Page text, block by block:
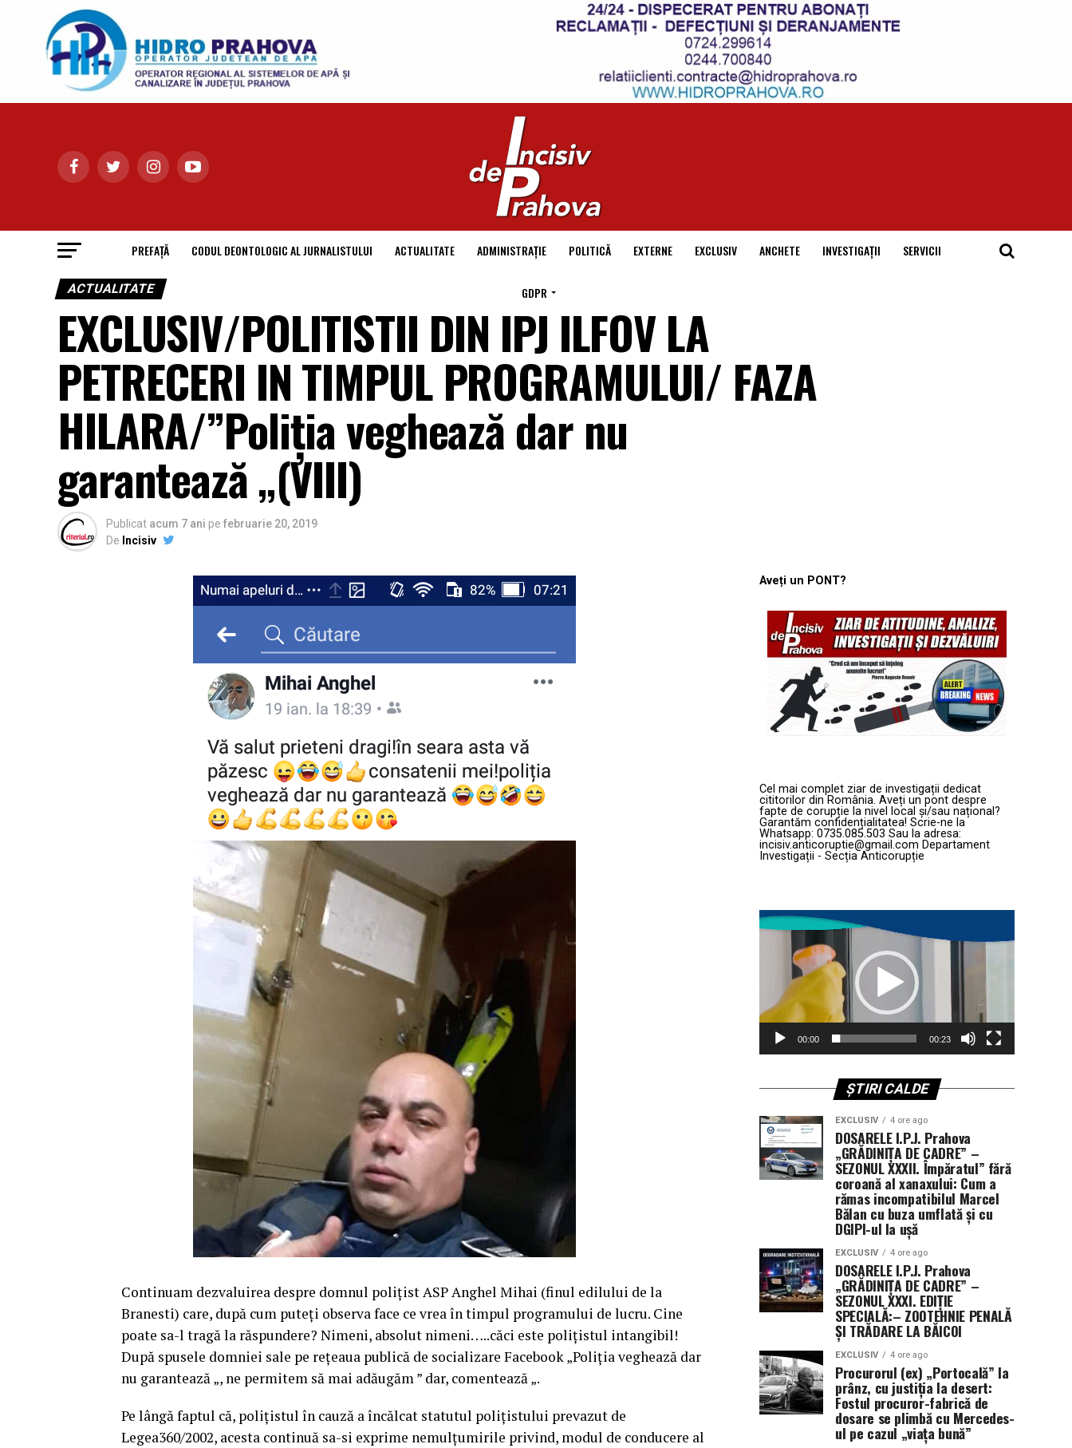
PREFAȚĂ CODUL DEONTOLOGIC AL JURNALISTULUI ACTUALITATE ADMINISTRAȚIE POLITICĂ EXTERNE EXCLUSIV ANCHETE INVESTIGAȚII SERVICII
GDPR
ACTUALITATE
EXCLUSIV/POLITISTII DIN IPJ ILFOV LA
PETRECERI IN TIMPUL PROGRAMULUI/ FAZA
HILARA/”Poliția veghează dar nu
garantează „(VIII)
Publicat acum 7 ani pe februarie 20, 2019
De Incisiv
Continuam dezvaluirea despre domnul polițist ASP Anghel Mihai (finul edilului de la
Branesti) care, după cum puteți observa face ce vrea în timpul programului de lucru. Cine
poate sa-l tragă la răspundere? Nimeni, absolut nimeni…..căci este polițistul intangibil!
După spusele domniei sale pe rețeaua publică de socializare Facebook „Poliția veghează dar
nu garantează „, ne permitem să mai adăugăm ” dar, comentează „.
Pe lângă faptul că, polițistul în cauză a încălcat statutul polițistului prevazut de
Legea360/2002, acesta continuă sa-si exprime nemulțumirile privind, modul de conducere al
Aveți un PONT?
Cel mai complet ziar de investigații dedicat
cititorilor din România. Aveți un pont despre
fapte de corupție la nivel local și/sau național?
Garantăm confidențialitatea! Scrie-ne la
Whatsapp: 0735.085.503 Sau la adresa:
incisiv.anticoruptie@gmail.com Departament
Investigații - Secția Anticorupție
Player
video
00:00 00:23
ȘTIRI CALDE
EXCLUSIV 4 ore ago
DOSARELE I.P.J. Prahova
„GRĂDINIȚA DE CADRE” –
SEZONUL XXXII. Împăratul” fără
coroană al xanaxului: Cum a
rămas incompatibilul Marcel
Bălan cu buza umflată și cu
DGIPI-ul la ușă
EXCLUSIV 4 ore ago
DOSARELE I.P.J. Prahova
„GRĂDINIȚA DE CADRE” –
SEZONUL XXXI. EDIȚIE
SPECIALĂ:– ZOOTEHNIE PENALĂ
ȘI TRĂDARE LA BĂICOI
EXCLUSIV 4 ore ago
Procurorul (ex) „Portocală” la
prânz, cu justiția la desert:
Fostul procuror-fabrică de
dosare se plimbă cu Mercedes-
ul pe cazul „viața bună”